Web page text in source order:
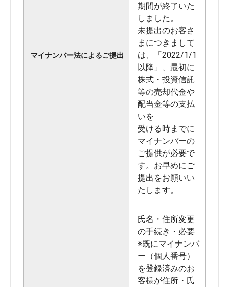
マイナンバー法によるご提出
期間が終了いた
しました。
未提出のお客さ
まにつきまして
は、「2022/1/1
以降」、最初に
株式・投資信託
等の売却代金や
配当金等の支払
いを
受ける時までに
マイナンバーの
ご提供が必要で
す。お早めにご
提出をお願いい
たします。
氏名・住所変更
の手続き・必要
※既にマイナンバ
ー（個人番号）
を登録済みのお
客様が住所・氏